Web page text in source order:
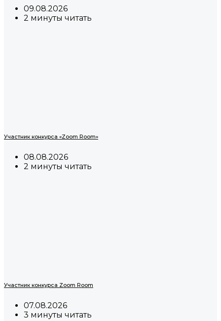
09.08.2026
2 минуты читать
Участник конкурса «Zoom Room»
08.08.2026
2 минуты читать
Участник конкурса Zoom Room
07.08.2026
3 минуты читать